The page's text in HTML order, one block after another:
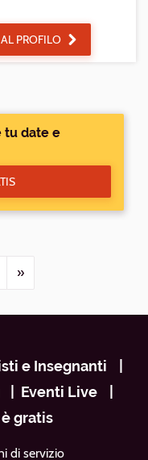
PROFILO
tu date e
»
e Insegnanti
Eventi Live
gratis
di servizio